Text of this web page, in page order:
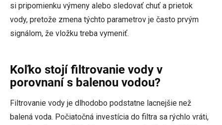
si pripomienku výmeny alebo sledovať chuť a prietok
vody, pretože zmena týchto parametrov je často prvým
signálom, že vložku treba vymeniť.
Koľko stojí filtrovanie vody v
porovnaní s balenou vodou?
Filtrovanie vody je dlhodobo podstatne lacnejšie než
balená voda. Počiatočná investícia do filtra sa rýchlo vráti,